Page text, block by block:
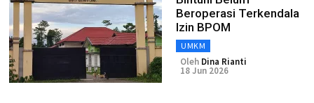
Beroperasi Terkendala
Izin BPOM
UMKM
Oleh Dina Rianti
18 Jun 2026